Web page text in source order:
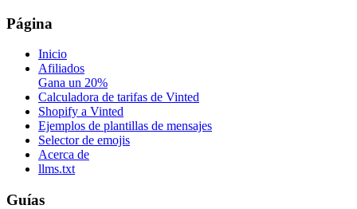
Página
Inicio
Afiliados
Gana un 20%
Calculadora de tarifas de Vinted
Shopify a Vinted
Ejemplos de plantillas de mensajes
Selector de emojis
Acerca de
llms.txt
Guías